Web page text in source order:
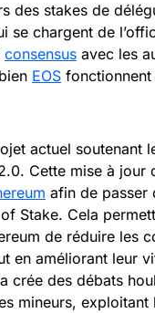
des stakes de
se chargent de
consensus avec les
EOS fonctionnent
actuel soutenant
Cette mise à jour
afin de passer
Stake. Cela
de réduire les
en améliorant leur
crée des débats
mineurs,